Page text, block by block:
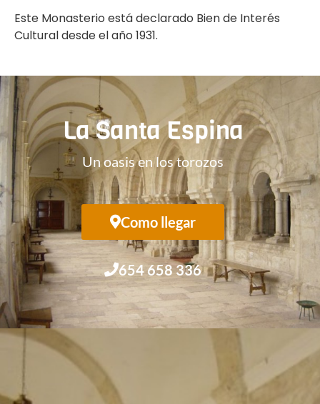
Este Monasterio está declarado Bien de Interés
Cultural desde el año 1931.
La Santa Espina
Un oasis en los torozos
Como llegar
654 658 336